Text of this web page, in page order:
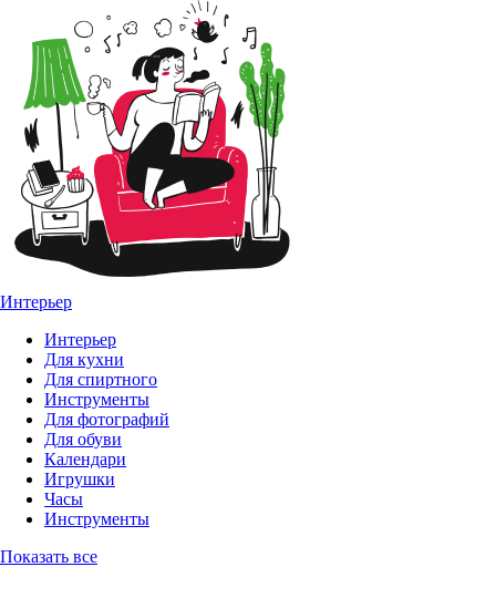
Интерьер
Интерьер
Для кухни
Для спиртного
Инструменты
Для фотографий
Для обуви
Календари
Игрушки
Часы
Инструменты
Показать все